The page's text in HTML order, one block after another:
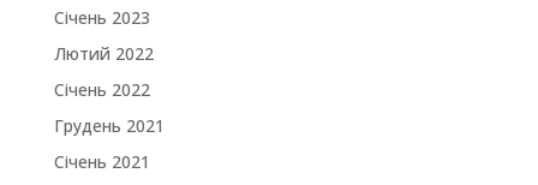
Січень 2023
Лютий 2022
Січень 2022
Грудень 2021
Січень 2021